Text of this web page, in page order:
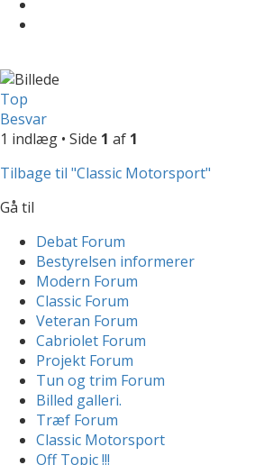
Top
Besvar
1 indlæg • Side 1 af 1
Tilbage til "Classic Motorsport"
Gå til
Debat Forum
Bestyrelsen informerer
Modern Forum
Classic Forum
Veteran Forum
Cabriolet Forum
Projekt Forum
Tun og trim Forum
Billed galleri.
Træf Forum
Classic Motorsport
Off Topic !!!